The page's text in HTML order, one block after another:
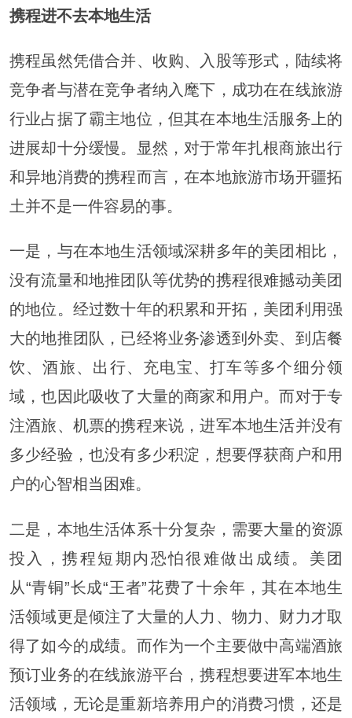
携程进不去本地生活
携程虽然凭借合并、收购、入股等形式，陆续将
竞争者与潜在竞争者纳入麾下，成功在在线旅游
行业占据了霸主地位，但其在本地生活服务上的
进展却十分缓慢。显然，对于常年扎根商旅出行
和异地消费的携程而言，在本地旅游市场开疆拓
土并不是一件容易的事。
一是，与在本地生活领域深耕多年的美团相比，
没有流量和地推团队等优势的携程很难撼动美团
的地位。经过数十年的积累和开拓，美团利用强
大的地推团队，已经将业务渗透到外卖、到店餐
饮、酒旅、出行、充电宝、打车等多个细分领
域，也因此吸收了大量的商家和用户。而对于专
注酒旅、机票的携程来说，进军本地生活并没有
多少经验，也没有多少积淀，想要俘获商户和用
户的心智相当困难。
二是，本地生活体系十分复杂，需要大量的资源
投入，携程短期内恐怕很难做出成绩。美团
从“青铜”长成“王者”花费了十余年，其在本地生
活领域更是倾注了大量的人力、物力、财力才取
得了如今的成绩。而作为一个主要做中高端酒旅
预订业务的在线旅游平台，携程想要进军本地生
活领域，无论是重新培养用户的消费习惯，还是